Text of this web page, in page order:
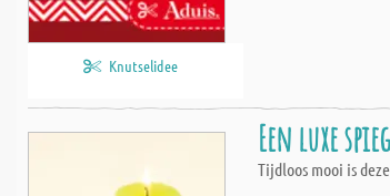
Knutselidee
Een luxe
Tijdloos mooi is